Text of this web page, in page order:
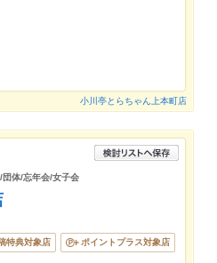
小川亭とらちゃん上本町店
体/忘年会/女子会
特典対象店 ポイントプラス対象店